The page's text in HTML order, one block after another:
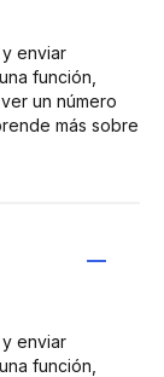
enviar
función,
un número
más sobre
enviar
función,